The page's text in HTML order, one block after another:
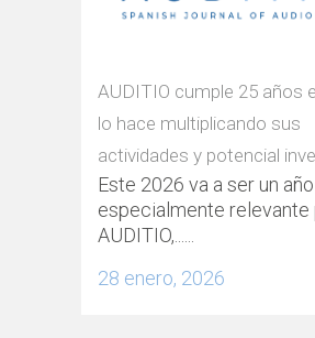
AUDITIO cumple 25 años
lo hace multiplicando sus
actividades y potencial
Este 2026 va a ser un año
especialmente relevante
AUDITIO,......
28 enero, 2026